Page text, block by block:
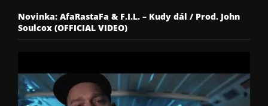
Novinka: AfaRastaFa & F.I.L. – Kudy dál / Prod. John
Soulcox (OFFICIAL VIDEO)